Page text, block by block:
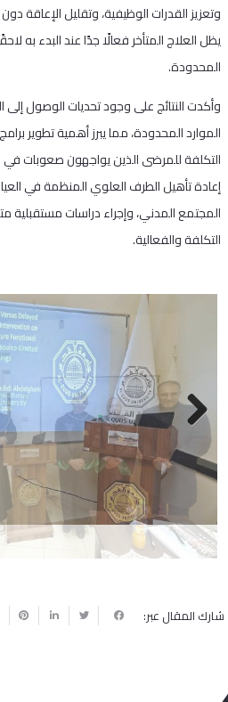
وتعزيز القدرات الوظيفية، وتقليل الإعاقة
يظل العلاج المتأخر فعالًا جدًا عند البدء به
المحدودة.
وأكدت النتائج على وجود تحديات الوصول إلى
الموارد المحدودة، مما يبرز أهمية تطوير
التكلفة للمرضى الذين يواجهون صعوبات
إعادة تأهيل الطرف العلوي المنظمة في
المجتمع المدني، وإجراء دراسات مستقبلية
التكلفة والفعالية.
Previous